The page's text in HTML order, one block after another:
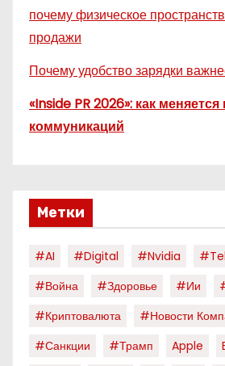
почему физическое
продажи
Почему удобство зарядки
«Inside PR 2026»: как
коммуникаций
Метки
#AI #digital #nvidia
#война
#здоровье #ии
#криптовалюта
#новости
#санкции
#трамп Apple